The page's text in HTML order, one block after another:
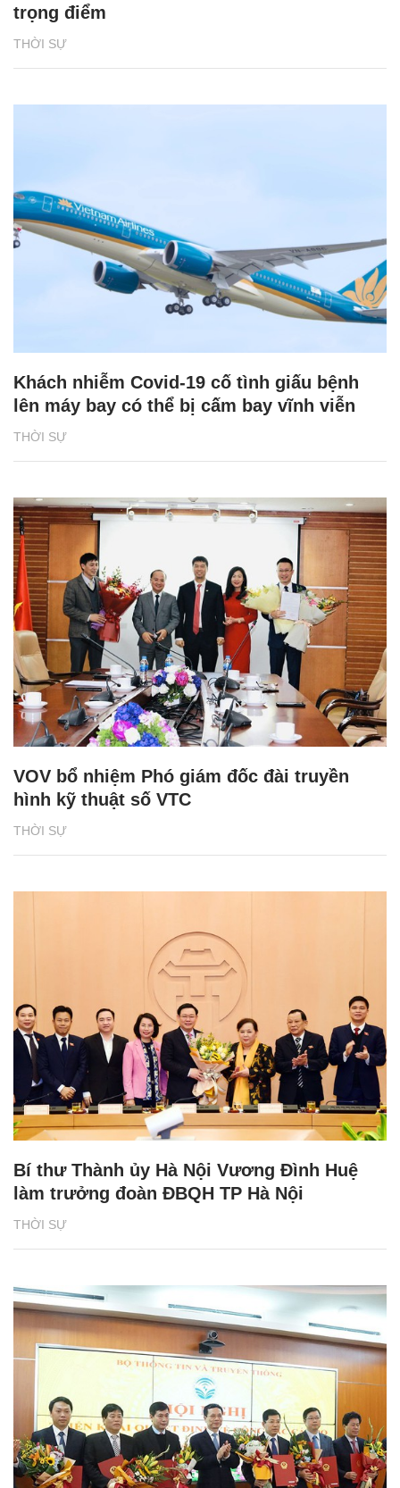
THỜI SỰ
trọng điểm
THỜI SỰ
Khách nhiễm Covid-19 cố tình giấu bệnh
lên máy bay có thể bị cấm bay vĩnh viễn
THỜI SỰ
VOV bổ nhiệm Phó giám đốc đài truyền
hình kỹ thuật số VTC
THỜI SỰ
Bí thư Thành ủy Hà Nội Vương Đình Huệ
làm trưởng đoàn ĐBQH TP Hà Nội